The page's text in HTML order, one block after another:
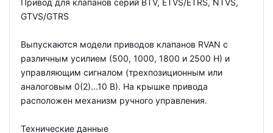
GTVS/GTRS
Выпускаются модели приводов клапанов RVAN с
различным усилием (500, 1000, 1800 и 2500 Н) и
управляющим сигналом (трехпозиционным или
аналоговым 0(2)...10 В). На крышке привода
расположен механизм ручного управления.
Технические данные